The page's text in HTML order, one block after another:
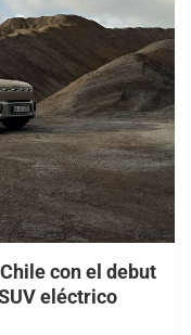
con el debut
eléctrico